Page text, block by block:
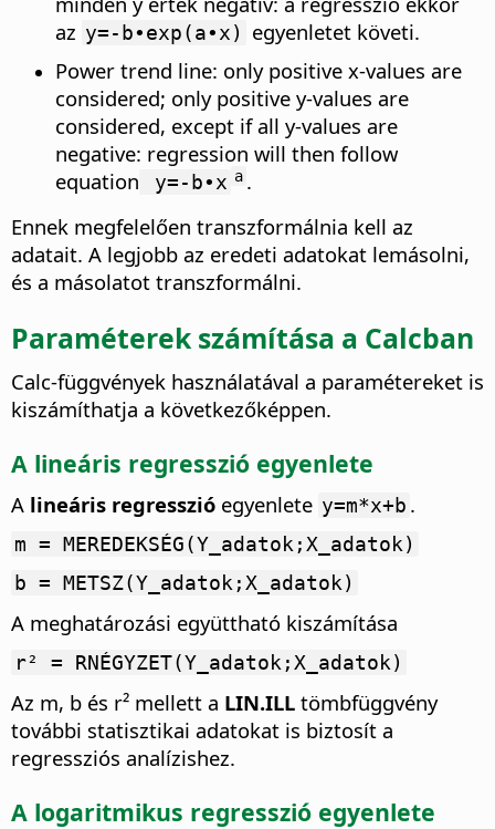
az y=-b∙exp(a∙x)
egyenletet követi.
Power trend line: only positive x-values are
considered; only positive y-values are
considered, except if all y-values are
negative: regression will then follow
equation
y=-b∙x a .
Ennek megfelelően transzformálnia kell az
adatait. A legjobb az eredeti adatokat lemásolni,
és a másolatot transzformálni.
Paraméterek számítása a Calcban
Calc-függvények használatával a paramétereket is
kiszámíthatja a következőképpen.
A lineáris regresszió egyenlete
A lineáris regresszió egyenlete y=m*x+b .
m = MEREDEKSÉG(Y_adatok;X_adatok)
b = METSZ(Y_adatok;X_adatok)
A meghatározási együttható kiszámítása
r² = RNÉGYZET(Y_adatok;X_adatok)
Az m, b és r² mellett a LIN.ILL tömbfüggvény
további statisztikai adatokat is biztosít a
regressziós analízishez.
A logaritmikus regresszió egyenlete